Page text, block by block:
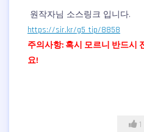
원작자님 소스링크 입니다.
https://sir.kr/g5_tip/8858
주의사항: 혹시 모르니 반드시
요!
1